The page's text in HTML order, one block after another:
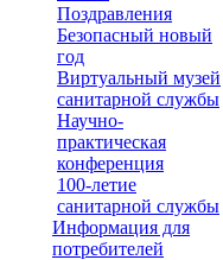
Поздравления
Безопасный новый
год
Виртуальный музей
санитарной службы
Научно-
практическая
конференция
100-летие
санитарной службы
Информация для
потребителей